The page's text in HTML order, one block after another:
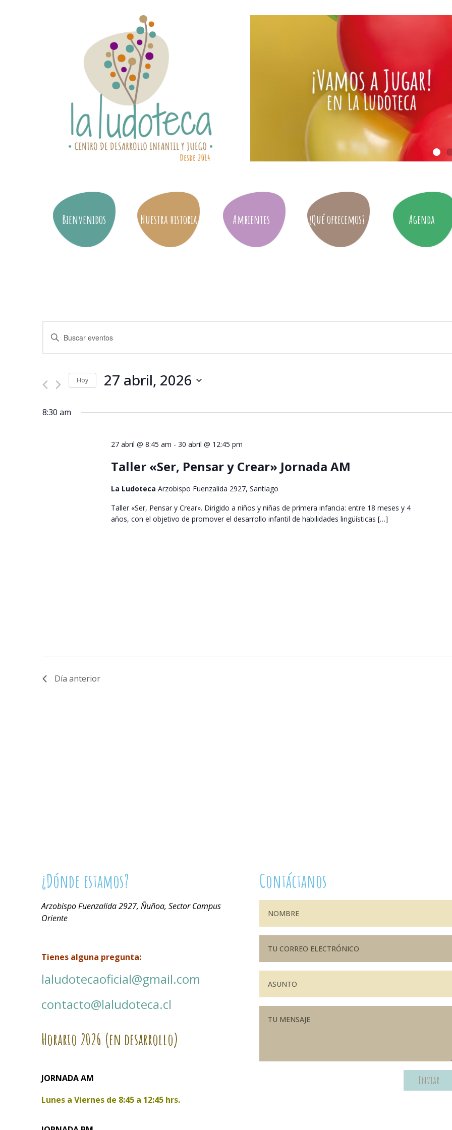
Bienvenidos Nuestra historia Ambientes ¿Qué ofrecemos? Agenda
Navegación
de
y
de
Introduce
clave.
Eventos
para
la
Hoy 27 abril, 2026
8:30 am
27 abril @ 8:45 am - 30 abril @ 12:45 pm
Taller «Ser, Pensar y Crear» Jornada AM
La Ludoteca Arzobispo Fuenzalida 2927, Santiago
Taller «Ser, Pensar y Crear». Dirigido a niños y niñas de primera infancia: entre 18 meses y 4
años, con el objetivo de promover el desarrollo infantil de habilidades lingüísticas […]
Día anterior
¿Dónde estamos?
Arzobispo Fuenzalida 2927, Ñuñoa, Sector Campus
Oriente
Tienes alguna pregunta:
laludotecaoficial@gmail.com
contacto@laludoteca.cl
Horario 2026 (en desarrollo)
JORNADA AM
Lunes a Viernes de 8:45 a 12:45 hrs.
Contáctanos
Enviar